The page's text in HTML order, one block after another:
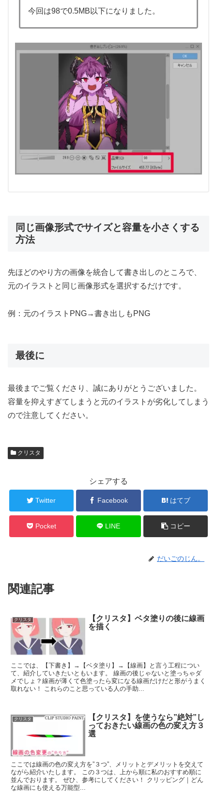
今回は98で0.5MB以下になりました。
同じ画像形式でサイズと容量を小さくする
方法
先ほどのやり方の画像を統合して書き出しのところで、
元のイラストと同じ画像形式を選択するだけです。
例：元のイラストPNG→書き出しもPNG
最後に
最後までご覧くださり、誠にありがとうございました。
容量を抑えすぎてしまうと元のイラストが劣化してしまう
ので注意してください。
クリスタ
シェアする
Twitter Facebook はてブ
Pocket LINE コピー
だいごのじん。
関連記事
クリスタ
【クリスタ】ベタ塗りの後に線画
を描く
ここでは、【下書き】→【ベタ塗り】→【線画】と言う工程につい
て、紹介していきたいともいます。 線画の後じゃないと塗っちゃダ
メでしょ？線画が薄くて色塗ったら変になる線画だけだと形がうまく
取れない！ これらのこと思っている人の手助...
クリスタ
【クリスタ】を使うなら”絶対”し
っておきたい線画の色の変え方３
選
ここでは線画の色の変え方を”３つ”、メリットとデメリットを交えて
ながら紹介いたします。 この３つは、上から順に私のおすすめ順に
並んでおります。 ぜひ、参考にしてください！ クリッピング｜どん
な線画にも使える万能型...